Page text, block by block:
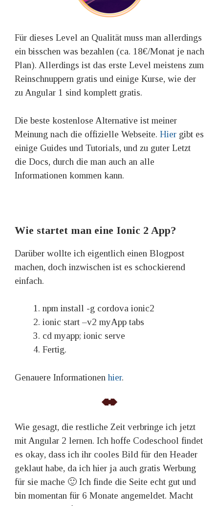
Für dieses Level an Qualität muss man allerdings
ein bisschen was bezahlen (ca. 18€/Monat je nach
Plan). Allerdings ist das erste Level meistens zum
Reinschnuppern gratis und einige Kurse, wie der
zu Angular 1 sind komplett gratis.
Die beste kostenlose Alternative ist meiner
Meinung nach die offizielle Webseite. Hier gibt es
einige Guides und Tutorials, und zu guter Letzt
die Docs, durch die man auch an alle
Informationen kommen kann.
Wie startet man eine Ionic 2 App?
Darüber wollte ich eigentlich einen Blogpost
machen, doch inzwischen ist es schockierend
einfach.
npm install -g cordova ionic2
ionic start –v2 myApp tabs
cd myapp; ionic serve
Fertig.
Genauere Informationenhier.
Wie gesagt, die restliche Zeit verbringe ich jetzt
mit Angular 2 lernen. Ich hoffe Codeschool findet
es okay, dass ich ihr cooles Bild für den Header
geklaut habe, da ich hier ja auch gratis Werbung
für sie mache 🙂 Ich finde die Seite echt gut und
bin momentan für 6 Monate angemeldet. Macht